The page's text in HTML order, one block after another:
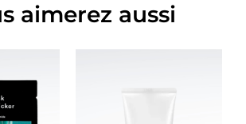
aimerez aussi